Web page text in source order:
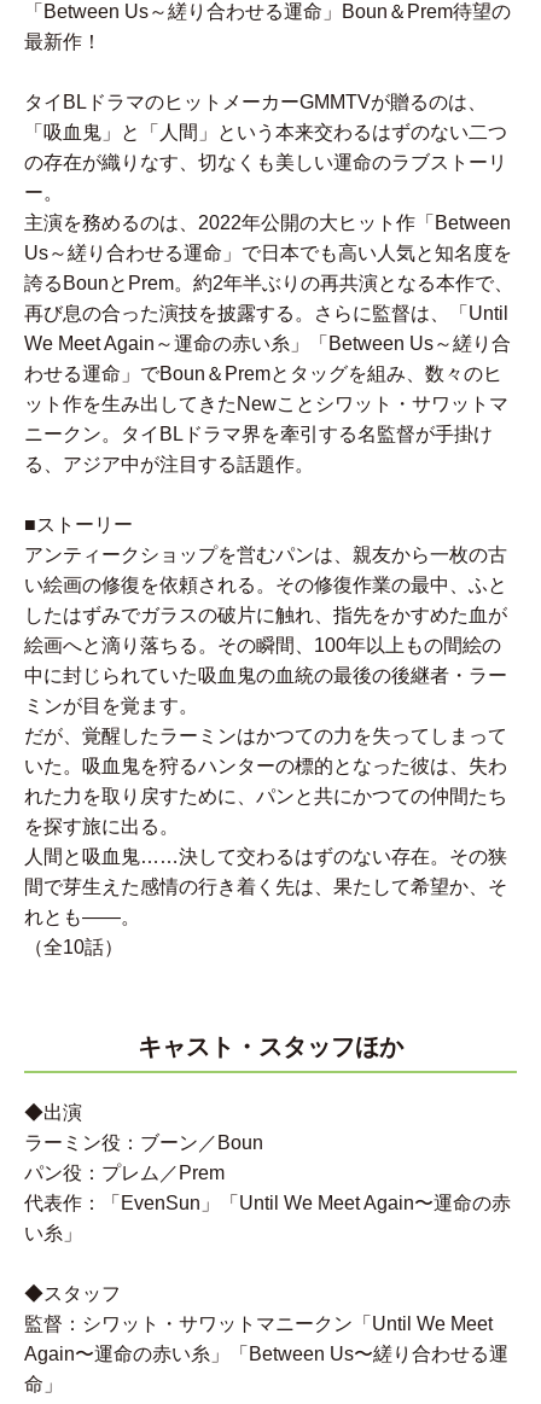
「Between Us～縒り合わせる運命」Boun＆Prem待望の
最新作！
タイBLドラマのヒットメーカーGMMTVが贈るのは、
「吸血鬼」と「人間」という本来交わるはずのない二つ
の存在が織りなす、切なくも美しい運命のラブストーリ
ー。
主演を務めるのは、2022年公開の大ヒット作「Between
Us～縒り合わせる運命」で日本でも高い人気と知名度を
誇るBounとPrem。約2年半ぶりの再共演となる本作で、
再び息の合った演技を披露する。さらに監督は、「Until
We Meet Again～運命の赤い糸」「Between Us～縒り合
わせる運命」でBoun＆Premとタッグを組み、数々のヒ
ット作を生み出してきたNewことシワット・サワットマ
ニークン。タイBLドラマ界を牽引する名監督が手掛け
る、アジア中が注目する話題作。
■ストーリー
アンティークショップを営むパンは、親友から一枚の古
い絵画の修復を依頼される。その修復作業の最中、ふと
したはずみでガラスの破片に触れ、指先をかすめた血が
絵画へと滴り落ちる。その瞬間、100年以上もの間絵の
中に封じられていた吸血鬼の血統の最後の後継者・ラー
ミンが目を覚ます。
だが、覚醒したラーミンはかつての力を失ってしまって
いた。吸血鬼を狩るハンターの標的となった彼は、失わ
れた力を取り戻すために、パンと共にかつての仲間たち
を探す旅に出る。
人間と吸血鬼……決して交わるはずのない存在。その狭
間で芽生えた感情の行き着く先は、果たして希望か、そ
れとも――。
（全10話）
キャスト・スタッフほか
◆出演
ラーミン役：ブーン／Boun
パン役：プレム／Prem
代表作：「EvenSun」「Until We Meet Again〜運命の赤
い糸」
◆スタッフ
監督：シワット・サワットマニークン「Until We Meet
Again〜運命の赤い糸」「Between Us〜縒り合わせる運
命」